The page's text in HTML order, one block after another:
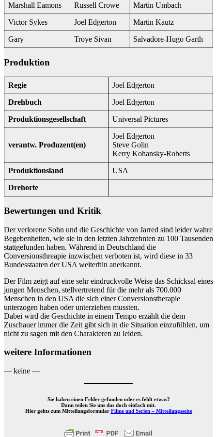
Marshall Eamons Russell Crowe Martin Umbach
Victor Sykes Joel Edgerton Martin Kautz
Gary Troye Sivan Salvadore-Hugo Garth
Produktion
Regie Joel Edgerton
Drehbuch Joel Edgerton
Produktionsgesellschaft Universal Pictures
verantw. Produzent(en)
Joel Edgerton
Steve Golin
Kerry Kohansky-Roberts
Produktionsland USA
Drehorte
Bewertungen und Kritik
Der verlorene Sohn und die Geschichte von Jarred sind leider wahre
Begebenheiten, wie sie in den letzten Jahrzehnten zu 100 Tausenden
stattgefunden haben. Während in Deutschland die
Conversionsthreapie inzwischen verboten ist, wird diese in 33
Bundesstaaten der USA weiterhin anerkannt.
Der Film zeigt auf eine sehr eindruckvolle Weise das Schicksal eines
jungen Menschen, stellvertretend für die mehr als 700.000
Menschen in den USA die sich einer Conversionstherapie
unterzogen haben oder unterziehen mussten.
Dabei wird die Geschichte in einem Tempo erzählt die dem
Zuschauer immer die Zeit gibt sich in die Situation einzufühlen, um
nicht zu sagen mit den Charakteren zu leiden.
weitere Informationen
— keine —
Sie haben einen Fehler gefunden oder es fehlt etwas?
Dann teilen Sie uns das doch einfach mit.
Hier gehts zum Mitteilungsformular Filme und Serien – Mitteilungsseite